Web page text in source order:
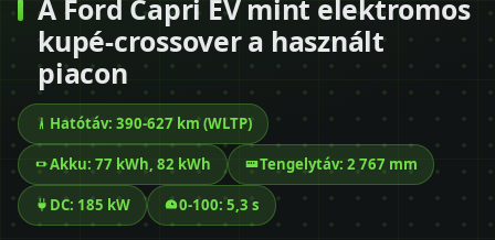
A Ford Capri EV mint elektromos
kupé-crossover a használt
piacon
Hatótáv: 390-627 km (WLTP)
Akku: 77 kWh, 82 kWh Tengelytáv: 2 767 mm
DC: 185 kW 0-100: 5,3 s